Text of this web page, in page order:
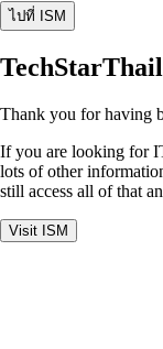
ไปที่ ISM
Thank you for having
If you are looking for
lots of other
still access all of that
Visit ISM